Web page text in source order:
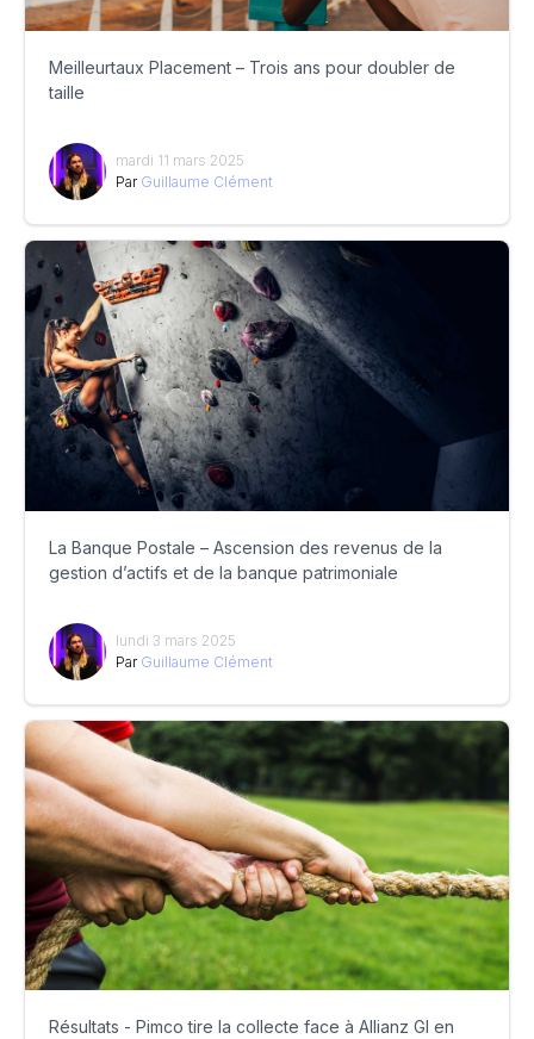
Meilleurtaux Placement – Trois ans pour doubler de
taille
mardi 11 mars 2025
Par Guillaume Clément
La Banque Postale – Ascension des revenus de la
gestion d’actifs et de la banque patrimoniale
lundi 3 mars 2025
Par Guillaume Clément
Résultats - Pimco tire la collecte face à Allianz GI en